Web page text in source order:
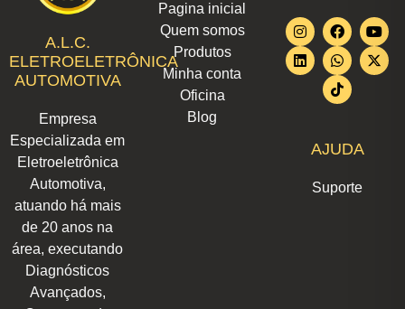
A.L.C.
ELETROELETRÔNICA
AUTOMOTIVA
Empresa
Especializada em
Eletroeletrônica
Automotiva,
atuando há mais
de 20 anos na
área, executando
Diagnósticos
Avançados,
Pagina inicial
Quem somos
Produtos
Minha conta
Oficina
Blog
I
n
s
t
F
a
c
e
b
o
Y
o
u
t
L
i
n
k
W
h
a
t
s
a
X
-
t
w
T
i
k
t
o
k
AJUDA
Suporte